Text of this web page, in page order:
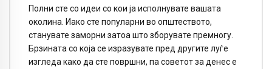
Полни сте со идеи со кои ја исполнувате вашата
околина. Иако сте популарни во општеството,
станувате заморни затоа што зборувате премногу.
Брзината со која се изразувате пред другите луѓе
изгледа како да сте површни, па советот за денес е